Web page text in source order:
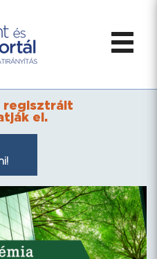
regisztrált
el.